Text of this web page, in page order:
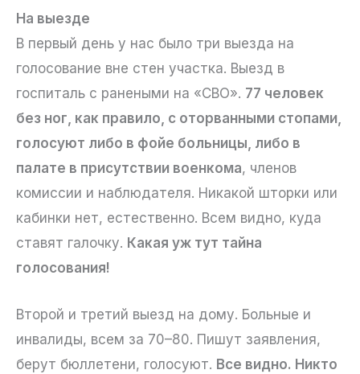
На выезде
В первый день у нас было три выезда на
голосование вне стен участка. Выезд в
госпиталь с ранеными на «СВО». 77 человек
без ног, как правило, с оторванными стопами,
голосуют либо в фойе больницы, либо в
палате в присутствии военкома, членов
комиссии и наблюдателя. Никакой шторки или
кабинки нет, естественно. Всем видно, куда
ставят галочку. Какая уж тут тайна
голосования!
Второй и третий выезд на дому. Больные и
инвалиды, всем за 70–80. Пишут заявления,
берут бюллетени, голосуют. Все видно. Никто